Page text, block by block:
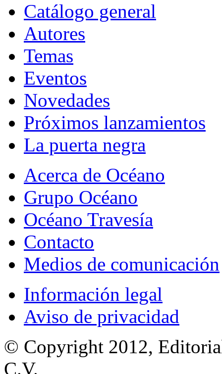
Catálogo general
Autores
Temas
Eventos
Novedades
Próximos lanzamientos
La puerta negra
Acerca de Océano
Grupo Océano
Océano Travesía
Contacto
Medios de comunicación
Información legal
Aviso de privacidad
© Copyright 2012,
C.V.